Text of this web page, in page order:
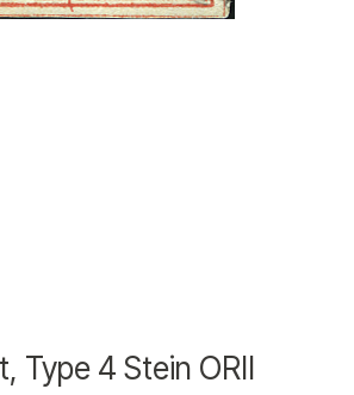
Type 4 Stein ORII